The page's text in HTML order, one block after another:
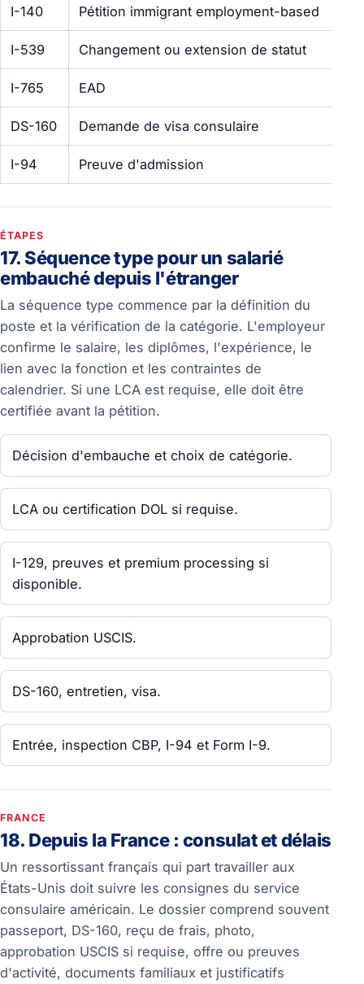
I-140 Pétition immigrant employment-based
I-539 Changement ou extension de statut
I-765 EAD
DS-160 Demande de visa consulaire
I-94 Preuve d'admission
ÉTAPES
17. Séquence type pour un salarié
embauché depuis l'étranger
La séquence type commence par la définition du
poste et la vérification de la catégorie. L'employeur
confirme le salaire, les diplômes, l'expérience, le
lien avec la fonction et les contraintes de
calendrier. Si une LCA est requise, elle doit être
certifiée avant la pétition.
Décision d'embauche et choix de catégorie.
LCA ou certification DOL si requise.
I-129, preuves et premium processing si
disponible.
Approbation USCIS.
DS-160, entretien, visa.
Entrée, inspection CBP, I-94 et Form I-9.
FRANCE
18. Depuis la France : consulat et délais
Un ressortissant français qui part travailler aux
États-Unis doit suivre les consignes du service
consulaire américain. Le dossier comprend souvent
passeport, DS-160, reçu de frais, photo,
approbation USCIS si requise, offre ou preuves
d'activité, documents familiaux et justificatifs